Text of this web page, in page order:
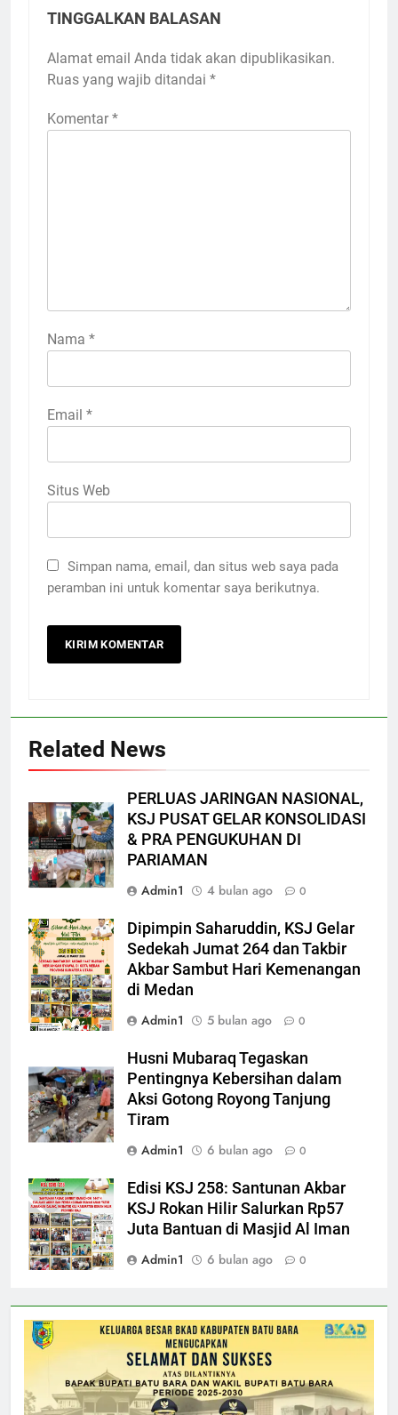
TINGGALKAN BALASAN
Alamat email Anda tidak akan dipublikasikan.
Ruas yang wajib ditandai *
Komentar *
Nama *
Email *
Situs Web
Simpan nama, email, dan situs web saya pada
peramban ini untuk komentar saya berikutnya.
Related News
PERLUAS JARINGAN NASIONAL,
KSJ PUSAT GELAR KONSOLIDASI
& PRA PENGUKUHAN DI
PARIAMAN
Admin1
4 bulan ago 0
Dipimpin Saharuddin, KSJ Gelar
Sedekah Jumat 264 dan Takbir
Akbar Sambut Hari Kemenangan
di Medan
Admin1
5 bulan ago 0
Husni Mubaraq Tegaskan
Pentingnya Kebersihan dalam
Aksi Gotong Royong Tanjung
Tiram
Admin1
6 bulan ago 0
Edisi KSJ 258: Santunan Akbar
KSJ Rokan Hilir Salurkan Rp57
Juta Bantuan di Masjid Al Iman
Admin1
6 bulan ago 0